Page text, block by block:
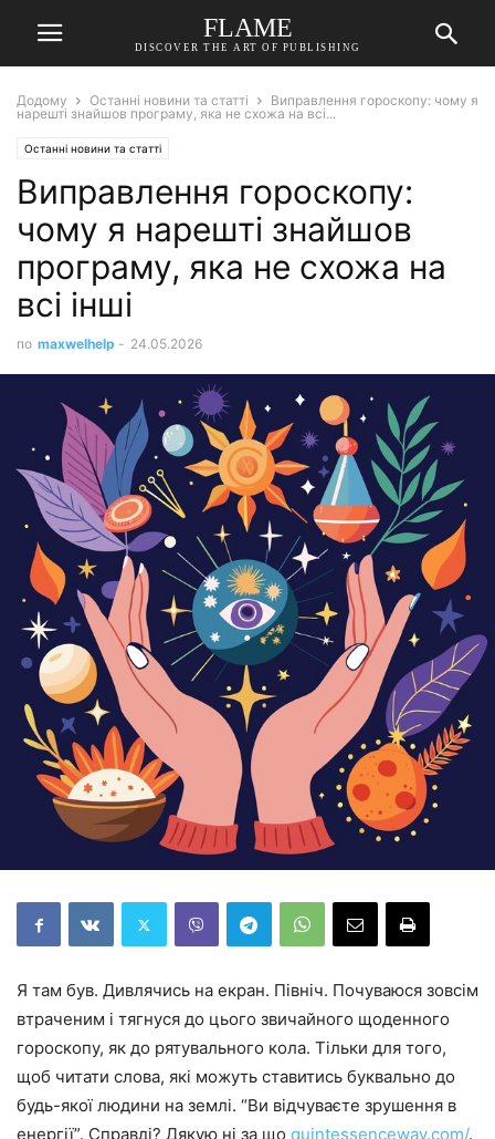
FLAME
DISCOVER THE ART OF PUBLISHING
Додому Останні новини та статті
Виправлення гороскопу: чому я
нарешті знайшов програму, яка не схожа на всі...
Останні новини та статті
Виправлення гороскопу:
чому я нарешті знайшов
програму, яка не схожа на
всі інші
по maxwelhelp - 24.05.2026
Я там був. Дивлячись на екран. Північ. Почуваюся зовсім
втраченим і тягнуся до цього звичайного щоденного
гороскопу, як до рятувального кола. Тільки для того,
щоб читати слова, які можуть ставитись буквально до
будь-якої людини на землі. “Ви відчуваєте зрушення в
енергії”. Справді? Дякую ні за що quintessenceway.com/.